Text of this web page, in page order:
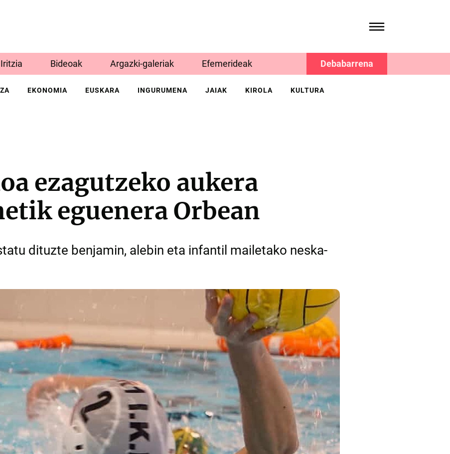
Iritzia Bideoak Argazki-galeriak Efemerideak Debabarrena
EKONOMIA EUSKARA INGURUMENA JAIAK KIROLA KULTURA
ezagutzeko aukera
eguenera Orbean
dituzte benjamin, alebin eta infantil mailetako neska-